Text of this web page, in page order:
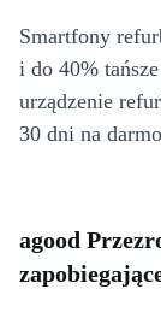
Smartfony
i do 40%
urządzenie
30 dni na
agood